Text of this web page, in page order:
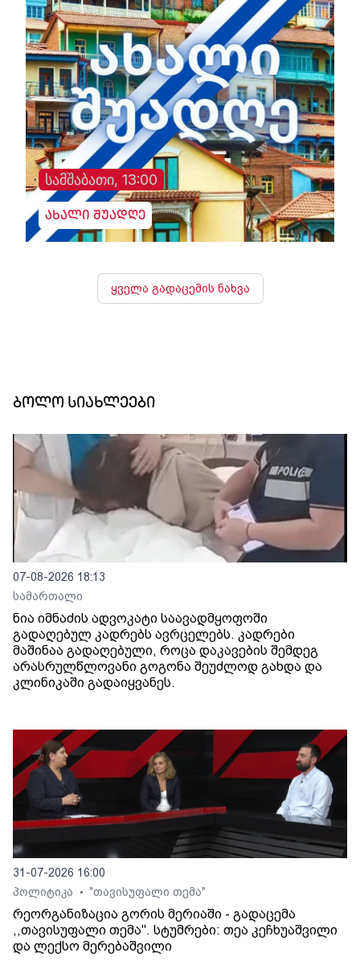
სამშაბათი, 13:00
ახალი შუადღე
ყველა გადაცემის ნახვა
ბოლო სიახლეები
07-08-2026 18:13
სამართალი
ნია იმნაძის ადვოკატი საავადმყოფოში
გადაღებულ კადრებს ავრცელებს. კადრები
მაშინაა გადაღებული, როცა დაკავების შემდეგ
არასრულწლოვანი გოგონა შეუძლოდ გახდა და
კლინიკაში გადაიყვანეს.
31-07-2026 16:00
პოლიტიკა
• "თავისუფალი თემა"
რეორგანიზაცია გორის მერიაში - გადაცემა
,,თავისუფალი თემა". სტუმრები: თეა კეჩხუაშვილი
და ლექსო მერებაშვილი